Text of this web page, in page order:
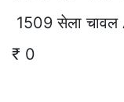
1509 सेला
₹ 0